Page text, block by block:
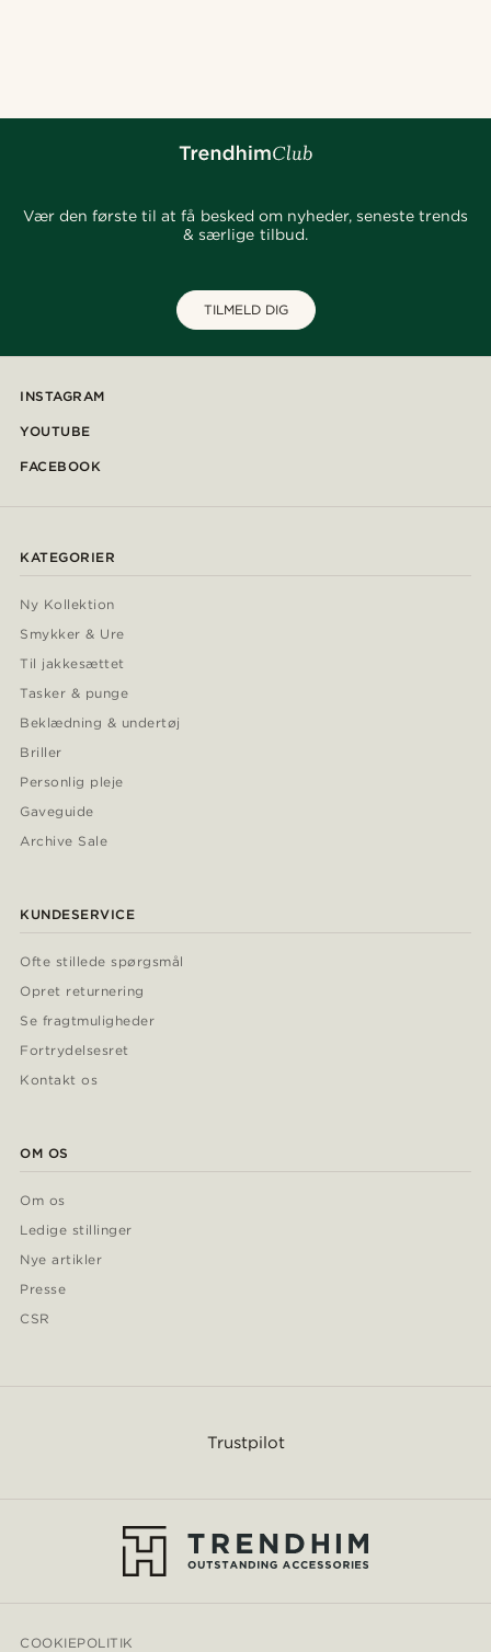
Vær den første til at få besked om nyheder, seneste trends
& særlige tilbud.
TILMELD DIG
INSTAGRAM
YOUTUBE
FACEBOOK
KATEGORIER
Ny Kollektion
Smykker & Ure
Til jakkesættet
Tasker & punge
Beklædning & undertøj
Briller
Personlig pleje
Gaveguide
Archive Sale
KUNDESERVICE
Ofte stillede spørgsmål
Opret returnering
Se fragtmuligheder
Fortrydelsesret
Kontakt os
OM OS
Om os
Ledige stillinger
Nye artikler
Presse
CSR
Trustpilot
COOKIEPOLITIK